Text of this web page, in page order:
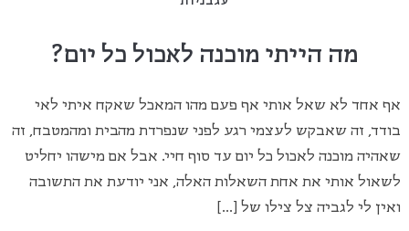
מה הייתי מוכנה לאכול כל יום?
אף אחד לא שאל אותי אף פעם מהו המאכל שאקח איתי לאי
בודד, זה שאבקש לעצמי רגע לפני שנפרדת מהבית ומהמטבח, זה
שאהיה מוכנה לאכול כל יום עד סוף חיי. אבל אם מישהו יחליט
לשאול אותי את אחת השאלות האלה, אני יודעת את התשובה
ואין לי לגביה צל צילו של […]